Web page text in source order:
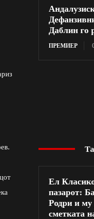
Даблин го
ПРЕМИЕР
Ел
пазарот:
Родри и му
сметката